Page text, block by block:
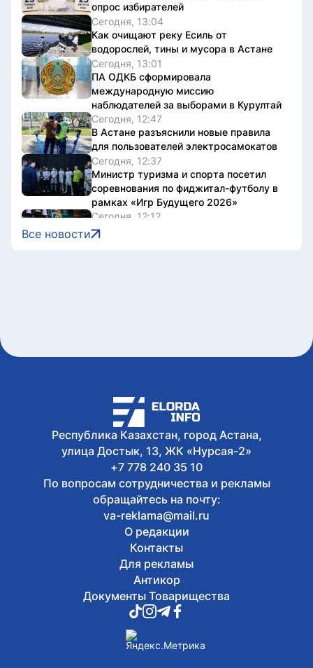
опрос избирателей
Сегодня, 13:04
Как очищают реку Есиль от
водорослей, тины и мусора в Астане
Сегодня, 13:01
ПА ОДКБ сформировала
международную миссию
наблюдателей за выборами в Курултай
Сегодня, 12:47
В Астане разъяснили новые правила
для пользователей электросамокатов
Сегодня, 12:37
Министр туризма и спорта посетил
соревнования по фиджитал-футболу в
рамках «Игр Будущего 2026»
Сегодня, 12:12
В Спорткомитете прокомментировали
августа
схеме мошенников с
электросчетчиками
Все новости
Республика Казахстан, город Астана,
улица Достык, 13, ЖК «Нурсая-2»
+7 778 240 35 10
По вопросам сотрудничества и рекламы
обращайтесь на почту:
va-reklama@mail.ru
О редакции
Контакты
Для рекламы
Антикор
Документы Товарищества